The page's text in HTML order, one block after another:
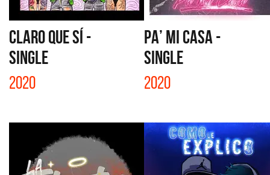
CLARO QUE SÍ -
SINGLE
2020
PA’ MI CASA -
SINGLE
2020